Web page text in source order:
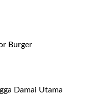
Burger
Damai Utama